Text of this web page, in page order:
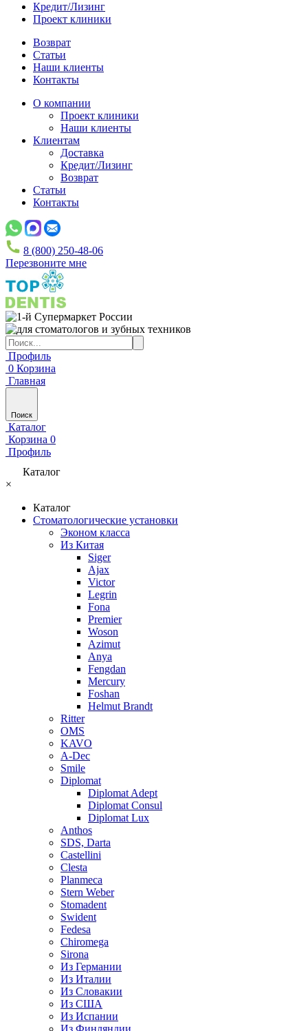
Кредит/Лизинг
Проект клиники
Возврат
Статьи
Наши клиенты
Контакты
О компании
Проект клиники
Наши клиенты
Клиентам
Доставка
Кредит/Лизинг
Возврат
Статьи
Контакты
8 (800) 250-48-06
Перезвоните мне
Профиль
0 Корзина
Главная
Поиск
Каталог
Корзина 0
Профиль
Каталог
×
Каталог
Стоматологические установки
Эконом класса
Из Китая
Siger
Ajax
Victor
Legrin
Fona
Premier
Woson
Azimut
Anya
Fengdan
Mercury
Foshan
Helmut Brandt
Ritter
OMS
KAVO
A-Dec
Smile
Diplomat
Diplomat Adept
Diplomat Consul
Diplomat Lux
Anthos
SDS, Darta
Castellini
Clesta
Planmeca
Stern Weber
Stomadent
Swident
Fedesa
Chiromega
Sirona
Из Германии
Из Италии
Из Словакии
Из США
Из Испании
Из Финляндии